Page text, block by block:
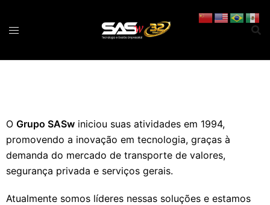
O Grupo SASw iniciou suas atividades em 1994,
promovendo a inovação em tecnologia, graças à
demanda do mercado de transporte de valores,
segurança privada e serviços gerais.
Atualmente somos líderes nessas soluções e estamos